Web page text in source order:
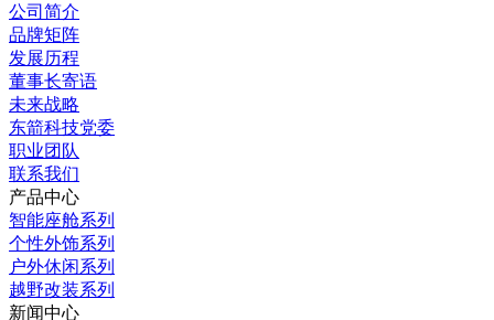
公司简介
品牌矩阵
发展历程
董事长寄语
未来战略
东箭科技党委
职业团队
联系我们
产品中心
智能座舱系列
个性外饰系列
户外休闲系列
越野改装系列
新闻中心